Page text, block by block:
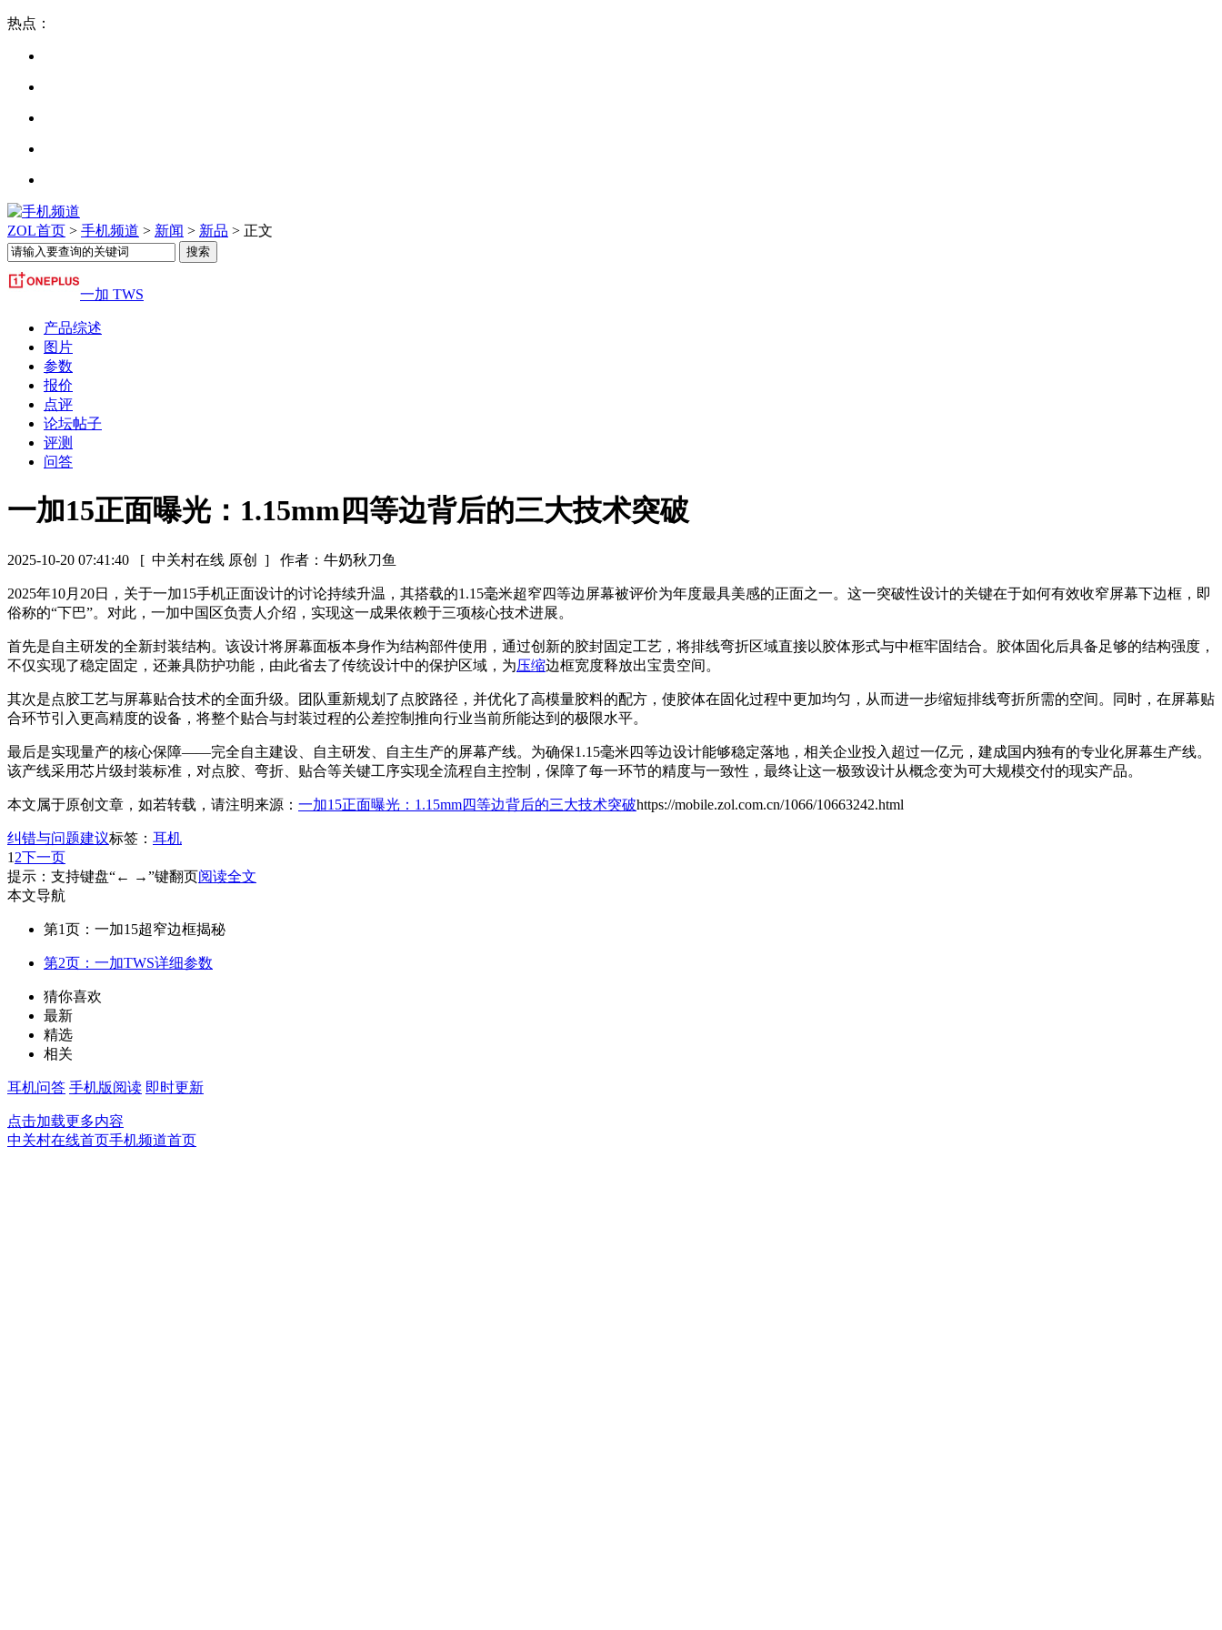
热点：
ZOL首页 > 手机频道 > 新闻 > 新品 > 正文
一加 TWS
产品综述
图片
参数
报价
点评
论坛帖子
评测
问答
一加15正面曝光：1.15mm四等边背后的三大技术突破
2025-10-20 07:41:40 [ 中关村在线 原创 ] 作者：牛奶秋刀鱼
2025年10月20日，关于一加15手机正面设计的讨论持续升温，其搭载的1.15毫米超窄四等边屏幕被评价为年度最具美感的正面之一。这一突破性设计的关键在于如何有效收窄屏幕下边框，即
俗称的“下巴”。对此，一加中国区负责人介绍，实现这一成果依赖于三项核心技术进展。
首先是自主研发的全新封装结构。该设计将屏幕面板本身作为结构部件使用，通过创新的胶封固定工艺，将排线弯折区域直接以胶体形式与中框牢固结合。胶体固化后具备足够的结构强度，
不仅实现了稳定固定，还兼具防护功能，由此省去了传统设计中的保护区域，为压缩边框宽度释放出宝贵空间。
其次是点胶工艺与屏幕贴合技术的全面升级。团队重新规划了点胶路径，并优化了高模量胶料的配方，使胶体在固化过程中更加均匀，从而进一步缩短排线弯折所需的空间。同时，在屏幕贴
合环节引入更高精度的设备，将整个贴合与封装过程的公差控制推向行业当前所能达到的极限水平。
最后是实现量产的核心保障——完全自主建设、自主研发、自主生产的屏幕产线。为确保1.15毫米四等边设计能够稳定落地，相关企业投入超过一亿元，建成国内独有的专业化屏幕生产线。
该产线采用芯片级封装标准，对点胶、弯折、贴合等关键工序实现全流程自主控制，保障了每一环节的精度与一致性，最终让这一极致设计从概念变为可大规模交付的现实产品。
本文属于原创文章，如若转载，请注明来源： 一加15正面曝光：1.15mm四等边背后的三大技术突破https://mobile.zol.com.cn/1066/10663242.html
纠错与问题建议标签： 耳机
1 2下一页
提示：支持键盘“← →”键翻页阅读全文
本文导航
第1页：一加15超窄边框揭秘
第2页：一加TWS详细参数
猜你喜欢
最新
精选
相关
耳机问答 手机版阅读 即时更新
点击加载更多内容
中关村在线首页手机频道首页